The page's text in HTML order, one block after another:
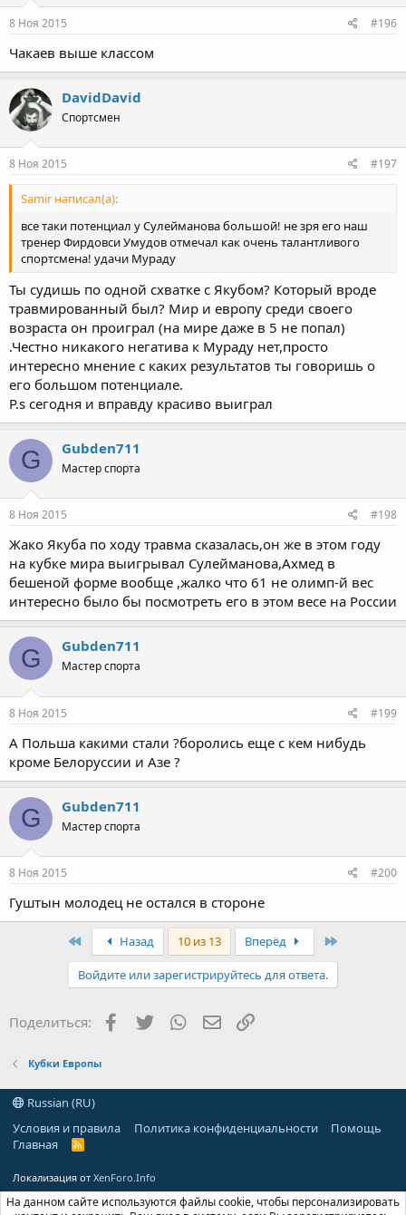
8 Ноя 2015 #196
Чакаев выше классом
DavidDavid
Спортсмен
8 Ноя 2015 #197
Samir написал(а):
все таки потенциал у Сулейманова большой! не зря его наш
тренер Фирдовси Умудов отмечал как очень талантливого
спортсмена! удачи Мураду
Ты судишь по одной схватке с Якубом? Который вроде
травмированный был? Мир и европу среди своего
возраста он проиграл (на мире даже в 5 не попал)
.Честно никакого негатива к Мураду нет,просто
интересно мнение с каких результатов ты говоришь о
его большом потенциале.
P.s сегодня и вправду красиво выиграл
G Gubden711
Мастер спорта
8 Ноя 2015 #198
Жако Якуба по ходу травма сказалась,он же в этом году
на кубке мира выигрывал Сулейманова,Ахмед в
бешеной форме вообще ,жалко что 61 не олимп-й вес
интересно было бы посмотреть его в этом весе на России
G Gubden711
Мастер спорта
8 Ноя 2015 #199
А Польша какими стали ?боролись еще с кем нибудь
кроме Белоруссии и Азе ?
G Gubden711
Мастер спорта
8 Ноя 2015 #200
Гуштын молодец не остался в стороне
Назад 10 из 13 Вперёд
Войдите или зарегистрируйтесь для ответа.
Поделиться: Facebook
Twitter WhatsAppЭлектронная почта
Кубки Европы
Russian (RU)
Условия и правила
Политика конфиденциальности
Помощь
Главная
R
Локализация от XenForo.Info
На данном сайте используются файлы cookie, чтобы персонализировать